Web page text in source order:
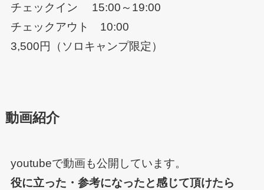
チェックイン 15:00～19:00
チェックアウト 10:00
3,500円（ソロキャンプ限定）
動画紹介
youtubeで動画も公開しています。
役に立った・参考になったと感じて頂けたら